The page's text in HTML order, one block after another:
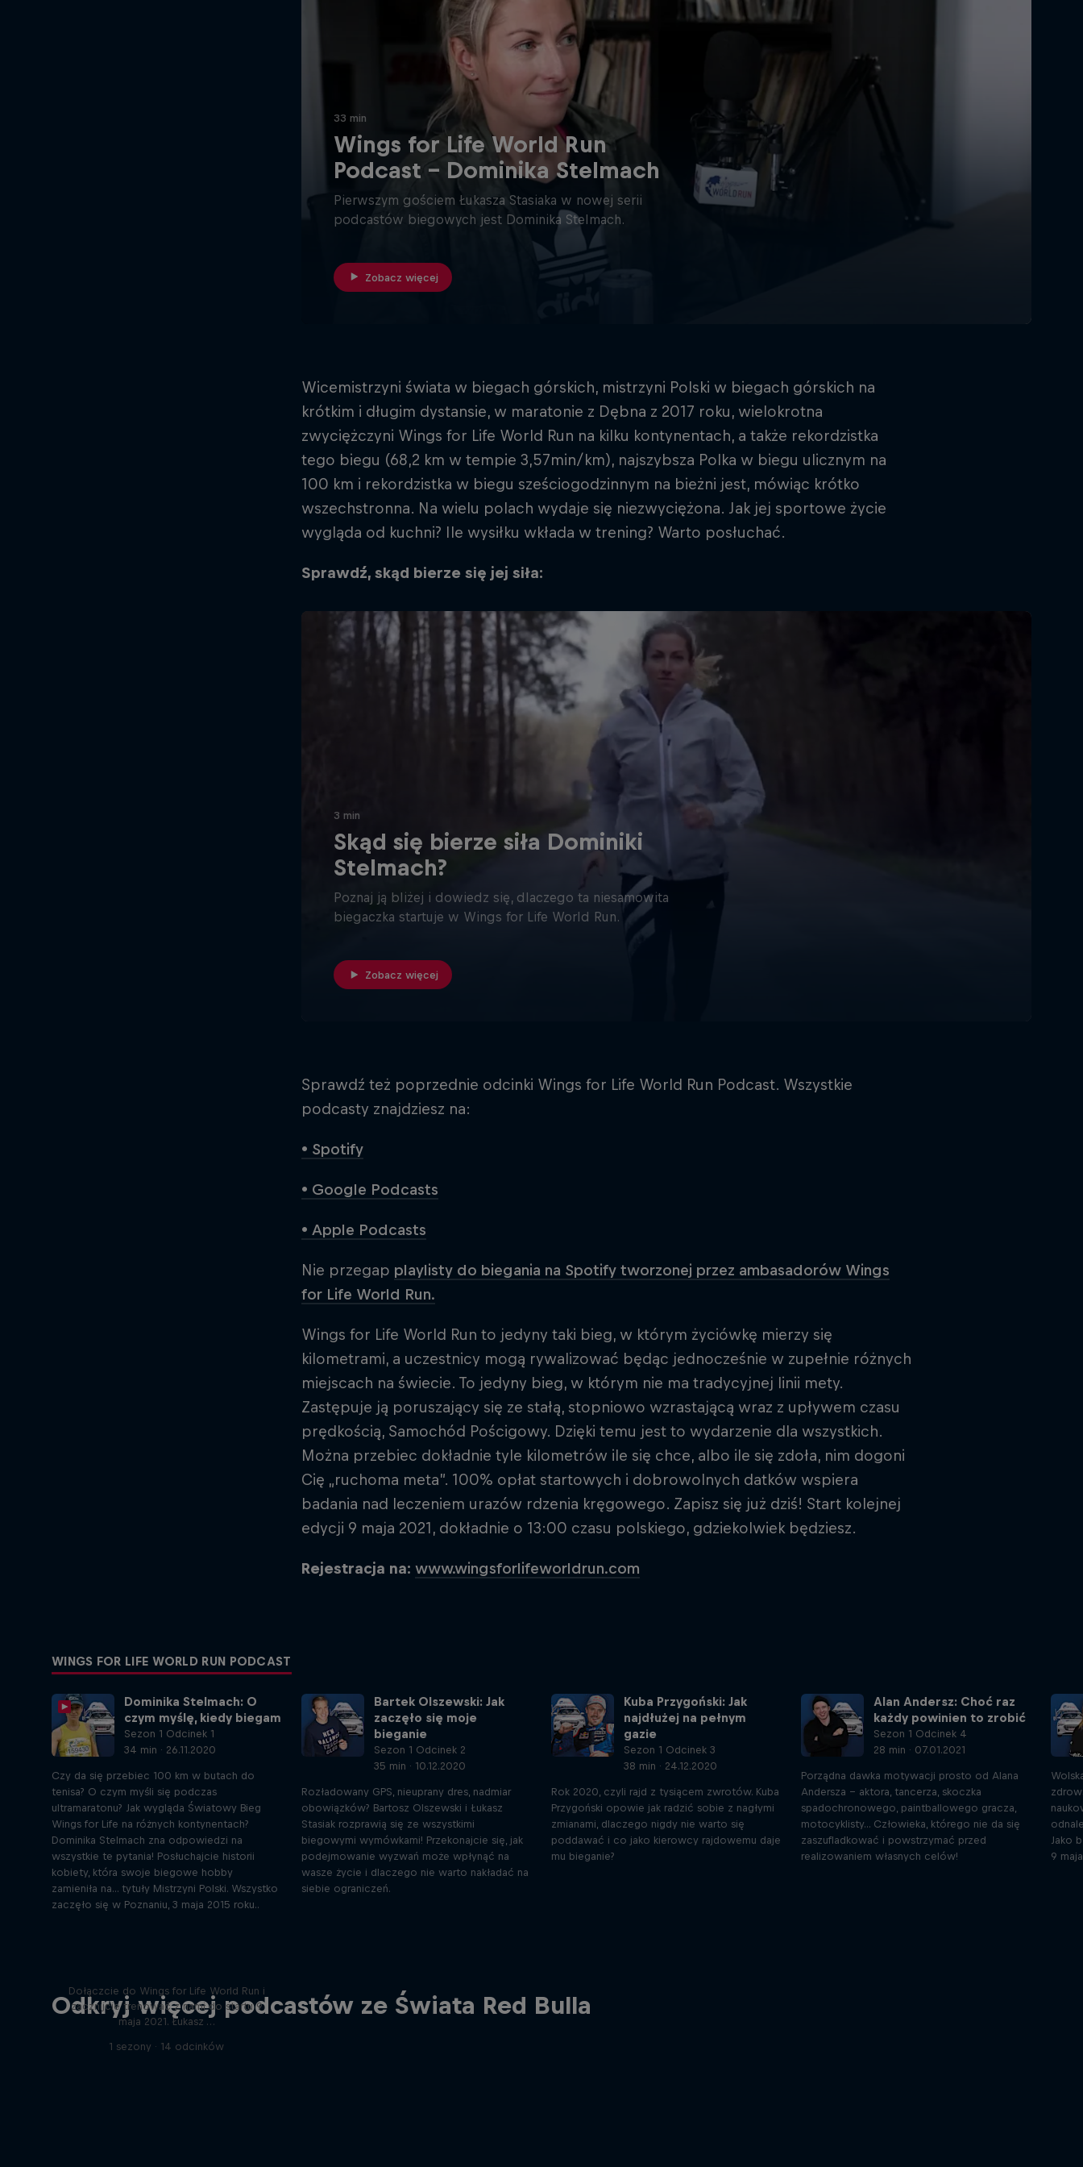
33 min
Wings for Life World Run
Podcast - Dominika Stelmach
Pierwszym gościem Łukasza Stasiaka w nowej serii
podcastów biegowych jest Dominika Stelmach.
Zobacz więcej
Wicemistrzyni świata w biegach górskich, mistrzyni Polski w biegach górskich na
krótkim i długim dystansie, w maratonie z Dębna z 2017 roku, wielokrotna
zwyciężczyni Wings for Life World Run na kilku kontynentach, a także rekordzistka
tego biegu (68,2 km w tempie 3,57min/km), najszybsza Polka w biegu ulicznym na
100 km i rekordzistka w biegu sześciogodzinnym na bieżni jest, mówiąc krótko
wszechstronna. Na wielu polach wydaje się niezwyciężona. Jak jej sportowe życie
wygląda od kuchni? Ile wysiłku wkłada w trening? Warto posłuchać.
Sprawdź, skąd bierze się jej siła:
3 min
Skąd się bierze siła Dominiki
Stelmach?
Poznaj ją bliżej i dowiedz się, dlaczego ta niesamowita
biegaczka startuje w Wings for Life World Run.
Zobacz więcej
Sprawdź też poprzednie odcinki Wings for Life World Run Podcast. Wszystkie
podcasty znajdziesz na:
• Spotify
• Google Podcasts
• Apple Podcasts
Nie przegap playlisty do biegania na Spotify tworzonej przez ambasadorów Wings
for Life World Run.
Wings for Life World Run to jedyny taki bieg, w którym życiówkę mierzy się
kilometrami, a uczestnicy mogą rywalizować będąc jednocześnie w zupełnie różnych
miejscach na świecie. To jedyny bieg, w którym nie ma tradycyjnej linii mety.
Zastępuje ją poruszający się ze stałą, stopniowo wzrastającą wraz z upływem czasu
prędkością, Samochód Pościgowy. Dzięki temu jest to wydarzenie dla wszystkich.
Można przebiec dokładnie tyle kilometrów ile się chce, albo ile się zdoła, nim dogoni
Cię „ruchoma meta”. 100% opłat startowych i dobrowolnych datków wspiera
badania nad leczeniem urazów rdzenia kręgowego. Zapisz się już dziś! Start kolejnej
edycji 9 maja 2021, dokładnie o 13:00 czasu polskiego, gdziekolwiek będziesz.
Rejestracja na: www.wingsforlifeworldrun.com
WINGS FOR LIFE WORLD RUN PODCAST
Dominika Stelmach: O
czym myślę, kiedy biegam
Sezon 1 Odcinek 1
34 min · 26.11.2020
Czy da się przebiec 100 km w butach do
tenisa? O czym myśli się podczas
ultramaratonu? Jak wygląda Światowy Bieg
Wings for Life na różnych kontynentach?
Dominika Stelmach zna odpowiedzi na
wszystkie te pytania! Posłuchajcie historii
kobiety, która swoje biegowe hobby
zamieniła na... tytuły Mistrzyni Polski. Wszystko
zaczęło się w Poznaniu, 3 maja 2015 roku..
Bartek Olszewski: Jak
zaczęło się moje
bieganie
Sezon 1 Odcinek 2
35 min · 10.12.2020
Rozładowany GPS, nieuprany dres, nadmiar
obowiązków? Bartosz Olszewski i Łukasz
Stasiak rozprawią się ze wszystkimi
biegowymi wymówkami! Przekonajcie się, jak
podejmowanie wyzwań może wpłynąć na
wasze życie i dlaczego nie warto nakładać na
siebie ograniczeń.
Kuba Przygoński: Jak
najdłużej na pełnym
gazie
Sezon 1 Odcinek 3
38 min · 24.12.2020
Rok 2020, czyli rajd z tysiącem zwrotów. Kuba
Przygoński opowie jak radzić sobie z nagłymi
zmianami, dlaczego nigdy nie warto się
poddawać i co jako kierowcy rajdowemu daje
mu bieganie?
Alan Andersz: Choć raz
każdy powinien to zrobić
Sezon 1 Odcinek 4
28 min · 07.01.2021
Porządna dawka motywacji prosto od Alana
Andersza - aktora, tancerza, skoczka
spadochronowego, paintballowego gracza,
motocyklisty... Człowieka, którego nie da się
zaszufladkować i powstrzymać przed
realizowaniem własnych celów!
Jako
9
Odkryj więcej podcastów ze Świata Red Bulla
Dołączcie do Wings for Life World Run i
zacznijcie trenować z nami do startu 9
maja 2021. Łukasz …
1 sezony · 14 odcinków